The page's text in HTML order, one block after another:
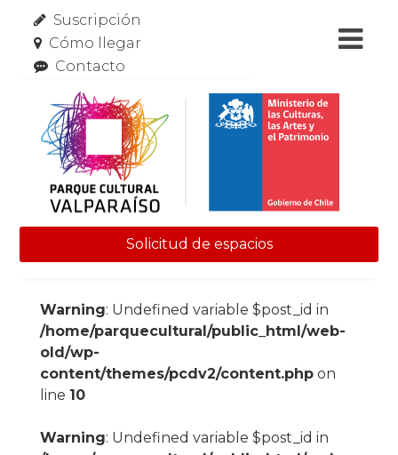
Suscripción
Cómo llegar
Contacto
Solicitud de espacios
Warning: Undefined variable $post_id in
/home/parquecultural/public_html/web-
old/wp-
content/themes/pcdv2/content.phpon
line 10
Warning: Undefined variable $post_id in